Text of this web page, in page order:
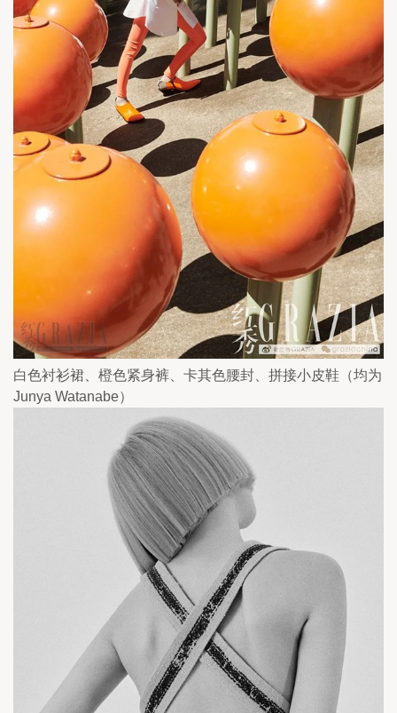
白色衬衫裙、橙色紧身裤、卡其色腰封、拼接小皮鞋（均为
Junya Watanabe）